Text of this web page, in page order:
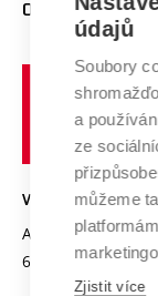
E-přihláška
Doktorské
Podpora podnikání
Systém
Výzkumné
Transfer znalostí
Open Science
Projekty
Projekty ze
Specifický výzkum
Zahraniční
Spolupráce se
Služby univerzity
Mezinárodní
Univerzitní sítě
O UNIVERZITĚ
Profil univerzity
Udržitelná
Podnikavá
Bezpečná
Vyznamenání
Organizační
VYSOKÉ UČENÍ
Antonínská 548/1
602 00 Brno
údajů
Soubory
a
ze
můžeme
Zjistit více